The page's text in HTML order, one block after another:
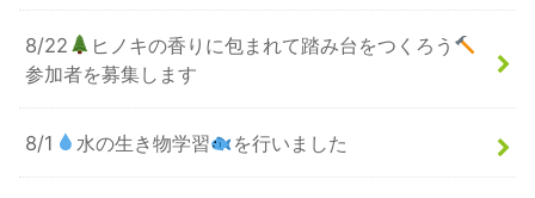
8/22
ヒノキの香りに包まれて踏み台をつくろう
参加者を募集します
8/1 水の生き物学習 を行いました